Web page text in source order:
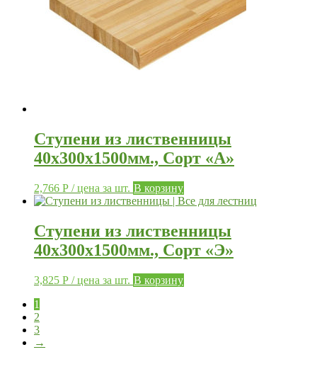
Ступени из лиственницы
40х300х1500мм., Сорт «А»
2,766 Р / цена за шт. В корзину
Ступени из лиственницы
40х300х1500мм., Сорт «Э»
3,825 Р / цена за шт. В корзину
1
2
3
→